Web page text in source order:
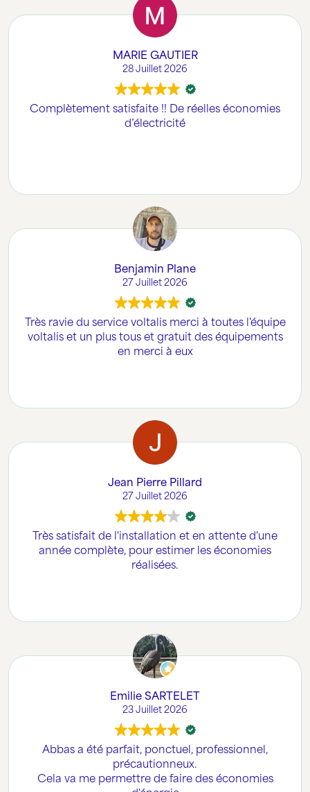
MARIE GAUTIER
28 Juillet 2026
Complètement satisfaite !! De réelles économies
d’électricité
Benjamin Plane
27 Juillet 2026
Très ravie du service voltalis merci à toutes l'équipe
voltalis et un plus tous et gratuit des équipements
en merci à eux
Jean Pierre Pillard
27 Juillet 2026
Très satisfait de l'installation et en attente d'une
année complète, pour estimer les économies
réalisées.
Emilie SARTELET
23 Juillet 2026
Abbas a été parfait, ponctuel, professionnel,
précautionneux.
Cela va me permettre de faire des économies